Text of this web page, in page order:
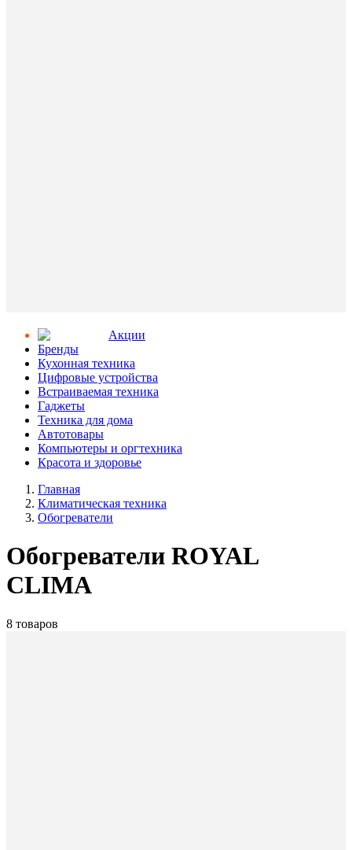
Aкции
Бренды
Кухонная техника
Цифровые устройства
Встраиваемая техника
Гаджеты
Техника для дома
Автотовары
Компьютеры и оргтехника
Красота и здоровье
Главная
Климатическая техника
Обогреватели
Обогреватели ROYAL
CLIMA
8 товаров